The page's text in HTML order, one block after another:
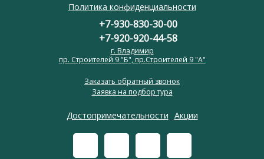
Политика конфиденциальности
Достопримечательности Акции
+7-930-830-30-00
+7-920-920-44-58
г. Владимир
пр. Строителей 9 "Б", пр.Строителей 9 "А"
Заказать обратный звонок
Заявка на подбор тура